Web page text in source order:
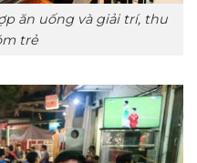
ăn uống và giải trí, thu
trẻ